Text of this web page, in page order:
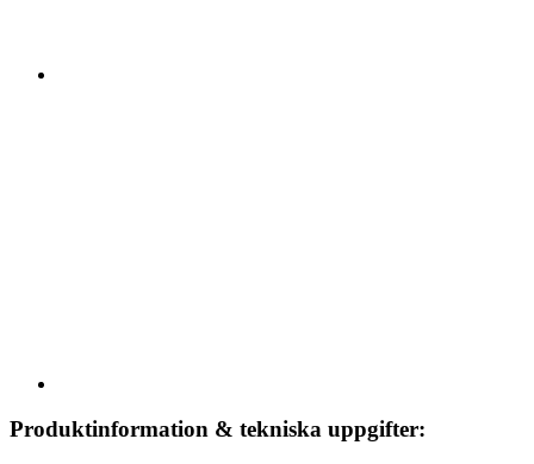
Produktinformation & tekniska uppgifter: